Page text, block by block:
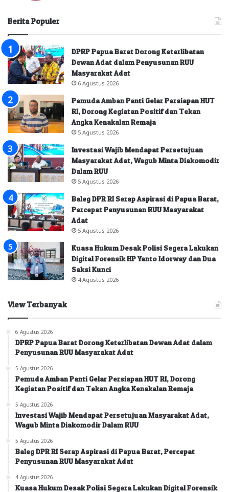
Berita Populer
DPRP Papua Barat Dorong Keterlibatan
Dewan Adat dalam Penyusunan RUU
Masyarakat Adat
6 Agustus 2026
Pemuda Amban Panti Gelar Persiapan HUT
RI, Dorong Kegiatan Positif dan Tekan
Angka Kenakalan Remaja
5 Agustus 2026
Investasi Wajib Mendapat Persetujuan
Masyarakat Adat, Wagub Minta Diakomodir
Dalam RUU
5 Agustus 2026
Baleg DPR RI Serap Aspirasi di Papua Barat,
Percepat Penyusunan RUU Masyarakat
Adat
5 Agustus 2026
Kuasa Hukum Desak Polisi Segera Lakukan
Digital Forensik HP Yanto Idorway dan Dua
Saksi Kunci
4 Agustus 2026
View Terbanyak
6 Agustus 2026
DPRP Papua Barat Dorong Keterlibatan Dewan Adat dalam
Penyusunan RUU Masyarakat Adat
5 Agustus 2026
Pemuda Amban Panti Gelar Persiapan HUT RI, Dorong
Kegiatan Positif dan Tekan Angka Kenakalan Remaja
5 Agustus 2026
Investasi Wajib Mendapat Persetujuan Masyarakat Adat,
Wagub Minta Diakomodir Dalam RUU
5 Agustus 2026
Baleg DPR RI Serap Aspirasi di Papua Barat, Percepat
Penyusunan RUU Masyarakat Adat
4 Agustus 2026
Kuasa Hukum Desak Polisi Segera Lakukan Digital Forensik